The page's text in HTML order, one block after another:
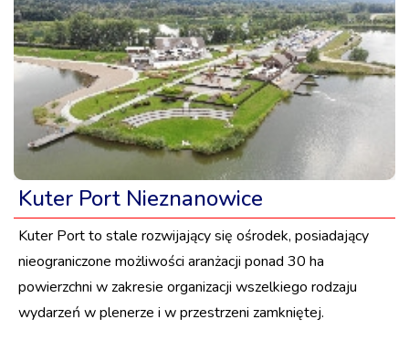
Kuter Port Nieznanowice
Kuter Port to stale rozwijający się ośrodek, posiadający
nieograniczone możliwości aranżacji ponad 30 ha
powierzchni w zakresie organizacji wszelkiego rodzaju
wydarzeń w plenerze i w przestrzeni zamkniętej.